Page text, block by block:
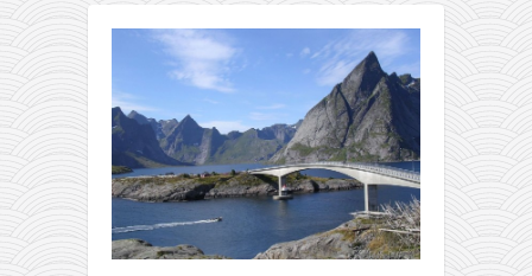
Пакетные
туры из
Бреста в
Египет на
10 ночей
всего от
человека!
Можно и
на аll